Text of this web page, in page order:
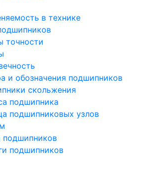
в технике
точности
и обозначения подшипников
скольжения
подшипника
подшипниковых узлов
подшипников
подшипников